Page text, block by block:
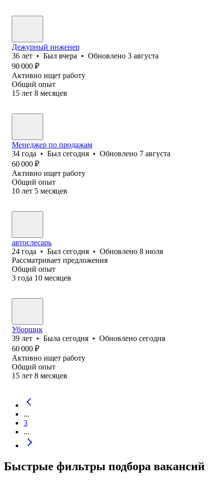
Дежурный инженер
36 лет • Был вчера • Обновлено 3 августа
90 000 ₽
Активно ищет работу
Общий опыт
15 лет 8 месяцев
Менеджер по продажам
34 года • Был сегодня • Обновлено 7 августа
60 000 ₽
Активно ищет работу
Общий опыт
10 лет 5 месяцев
автослесарь
24 года • Был сегодня • Обновлено 8 июля
Рассматривает предложения
Общий опыт
3 года 10 месяцев
Уборщик
39 лет • Была сегодня • Обновлено сегодня
60 000 ₽
Активно ищет работу
Общий опыт
15 лет 8 месяцев
...
3
...
Быстрые фильтры подбора вакансий